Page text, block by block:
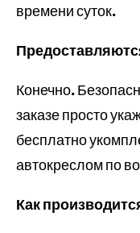
времени суток.
Конечно.
заказе просто
бесплатно
автокреслом по
Как